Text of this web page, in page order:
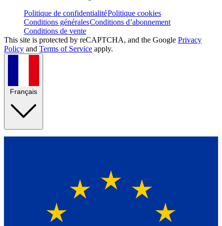
Politique de confidentialitéPolitique cookies
Conditions généralesConditions d’abonnement
Conditions de vente
This site is protected by reCAPTCHA, and the Google Privacy
Policy and Terms of Service apply.
Français